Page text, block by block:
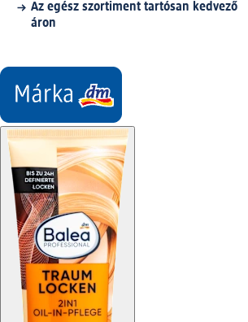
Az egész szortiment tartósan kedvező
áron